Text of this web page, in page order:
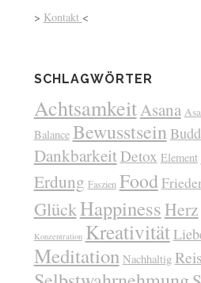
> Kontakt <
SCHLAGWÖRTER
AchtsamkeitAsana
Balance Bewusstsein
DankbarkeitDetox Element
Erdung Faszien Food
GlückHappiness Herz
Konzentration Kreativität
Meditation Nachhaltig